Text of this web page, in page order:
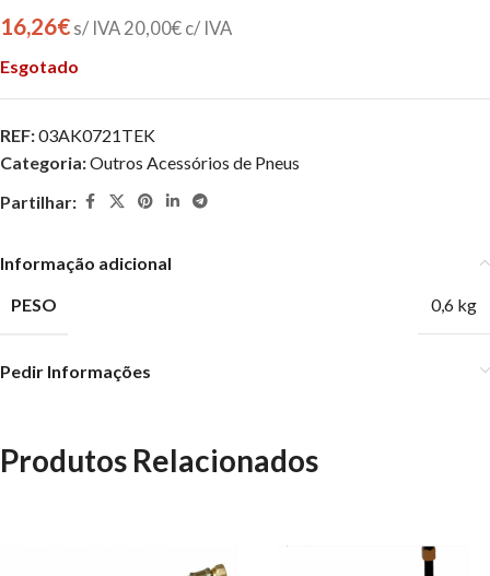
16,26€ s/ IVA 20,00€ c/ IVA
Esgotado
REF:03AK0721TEK
Categoria:Outros Acessórios de Pneus
Partilhar:
Informação adicional
PESO
0,6 kg
Pedir Informações
Produtos Relacionados